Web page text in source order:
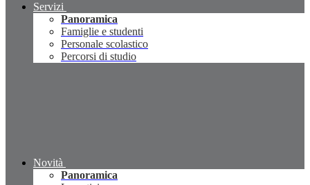
Servizi
Panoramica
Famiglie e studenti
Personale scolastico
Percorsi di studio
Novità
Panoramica